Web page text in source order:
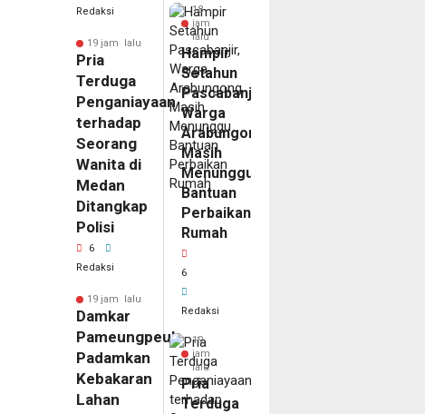
Redaksi
19 jam lalu
Pria
Terduga
Penganiayaan
terhadap
Seorang
Wanita di
Medan
Ditangkap
Polisi
6
Redaksi
19 jam lalu
Damkar
Pameungpeuk
Padamkan
Kebakaran
Lahan
18
jam
lalu
Hampir
Setahun
Pascabanjir,
Warga
Arabungong
Masih
Menunggu
Bantuan
Perbaikan
Rumah
6
Redaksi
19
jam
lalu
Pria
Terduga